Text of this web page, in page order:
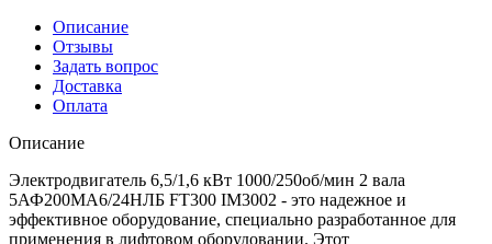
Описание
Отзывы
Задать вопрос
Доставка
Оплата
Описание
Электродвигатель 6,5/1,6 кВт 1000/250об/мин 2 вала
5АФ200МА6/24НЛБ FT300 IM3002 - это надежное и
эффективное оборудование, специально разработанное для
применения в лифтовом оборудовании. Этот